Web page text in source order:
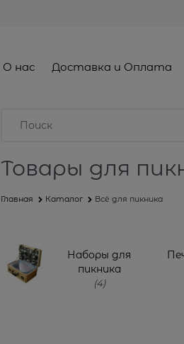
О нас Доставка и Оплата
Товары для
Главная Каталог Всё для пикника
Наборы для
пикника
(4)